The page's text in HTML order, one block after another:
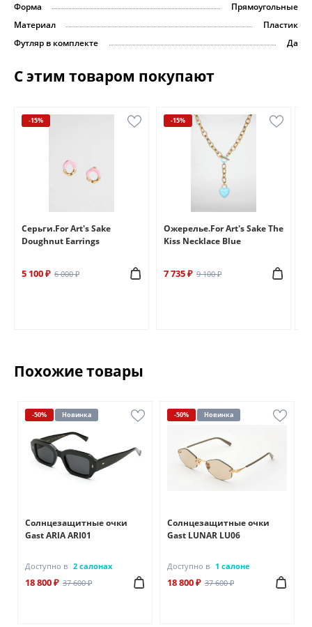
Форма
Прямоугольные
Материал
Пластик
Футляр в комплекте
Да
С этим товаром покупают
-15%
Серьги.For Art's Sake
Doughnut Earrings
5 100 ₽ 6 000 ₽
-15%
Ожерелье.For Art's Sake The
Kiss Necklace Blue
7 735 ₽ 9 100 ₽
Похожие товары
-50% Новинка
Солнцезащитные очки
Gast ARIA ARI01
Доступно в 2 салонах
18 800 ₽ 37 600 ₽
-50% Новинка
Солнцезащитные очки
Gast LUNAR LU06
Доступно в 1 салоне
18 800 ₽ 37 600 ₽